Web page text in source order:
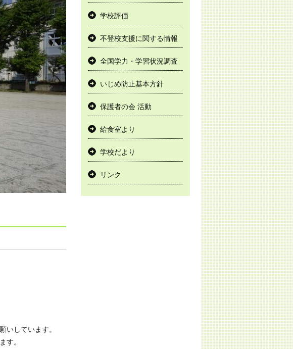
学校評価
不登校支援に関する情報
全国学力・学習状況調査
いじめ防止基本方針
保護者の会 活動
給食室より
学校だより
リンク
しています。
す。